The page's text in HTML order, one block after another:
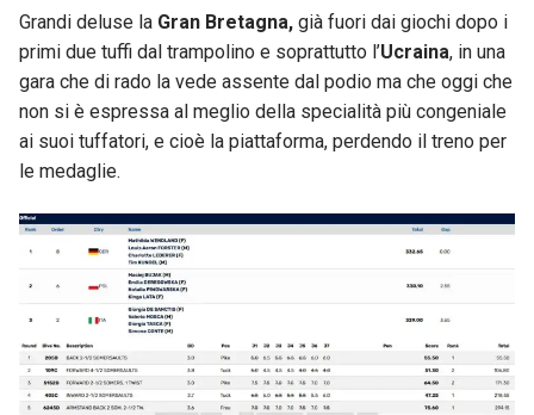
Grandi deluse la Gran Bretagna, già fuori dai giochi dopo i
primi due tuffi dal trampolino e soprattutto l’Ucraina, in una
gara che di rado la vede assente dal podio ma che oggi che
non si è espressa al meglio della specialità più congeniale
ai suoi tuffatori, e cioè la piattaforma, perdendo il treno per
le medaglie.